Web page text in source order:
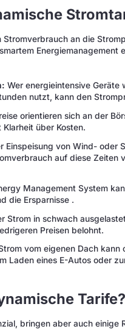
an die
Energiemanagement
Wer energieintensive Geräte
nutzt, kann den
orientieren sich an der
über Kosten.
Einspeisung von Wind- oder
auf diese Zeiten
Management System
die Ersparnisse .
Strom in schwach
Preisen belohnt.
vom eigenen Dach
Laden eines E-Autos oder
Tarife?
bringen aber auch einige